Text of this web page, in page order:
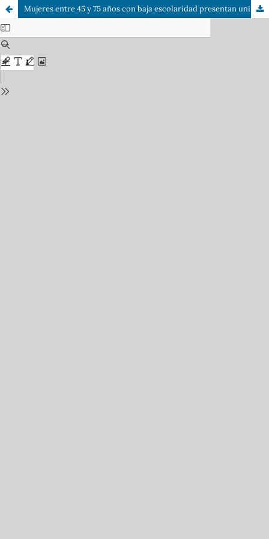
Mujeres entre 45 y 75 años con baja escolaridad presentan uniformemente mayor disfunción en todos los dominios de sexualidad, en comparación a mujeres con mayor escolaridad